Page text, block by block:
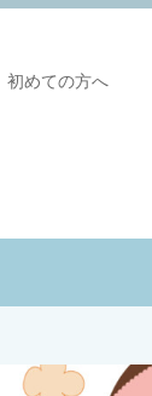
初めての方へ